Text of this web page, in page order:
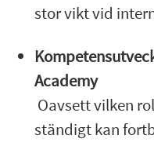
stor vikt vid
Academy
Oavsett vilken
ständigt kan